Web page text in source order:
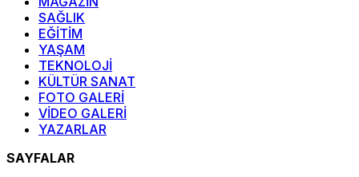
SAĞLIK
EĞİTİM
YAŞAM
TEKNOLOJİ
KÜLTÜR SANAT
FOTO GALERİ
VİDEO GALERİ
YAZARLAR
SAYFALAR